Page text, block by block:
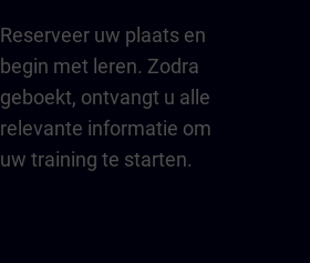
Reserveer uw plaats en
begin met leren. Zodra
geboekt, ontvangt u alle
relevante informatie om
uw training te starten.